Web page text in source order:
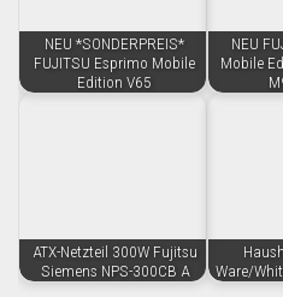
NEU *SONDERPREIS*
FUJITSU Esprimo Mobile
Edition V65
NEU
Mobile
ATX-Netzteil 300W Fujitsu
Siemens NPS-300CB A
Ware/